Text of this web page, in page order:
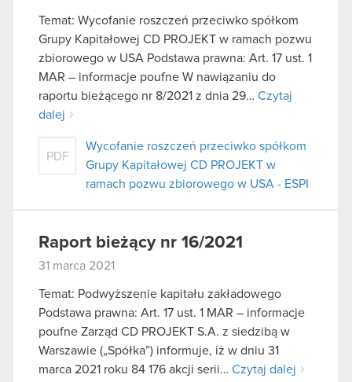
Temat: Wycofanie roszczeń przeciwko spółkom
Grupy Kapitałowej CD PROJEKT w ramach pozwu
zbiorowego w USA Podstawa prawna: Art. 17 ust. 1
MAR – informacje poufne W nawiązaniu do
raportu bieżącego nr 8/2021 z dnia 29… Czytaj
dalej
PDF
Wycofanie roszczeń przeciwko spółkom
Grupy Kapitałowej CD PROJEKT w
ramach pozwu zbiorowego w USA - ESPI
Raport bieżący nr 16/2021
31 marca 2021
Temat: Podwyższenie kapitału zakładowego
Podstawa prawna: Art. 17 ust. 1 MAR – informacje
poufne Zarząd CD PROJEKT S.A. z siedzibą w
Warszawie („Spółka”) informuje, iż w dniu 31
marca 2021 roku 84 176 akcji serii… Czytaj dalej